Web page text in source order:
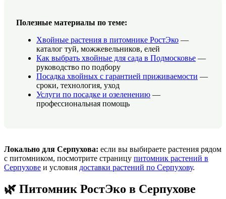
Полезные материалы по теме:
Хвойные растения в питомнике РостЭко —
каталог туй, можжевельников, елей
Как выбрать хвойные для сада в Подмосковье —
руководство по подбору
Посадка хвойных с гарантией приживаемости —
сроки, технология, уход
Услуги по посадке и озеленению —
профессиональная помощь
Локально для Серпухова: если вы выбираете растения рядом
с питомником, посмотрите страницу питомник растений в
Серпухове и условия доставки растений по Серпухову.
🌿 Питомник РостЭко в Серпухове